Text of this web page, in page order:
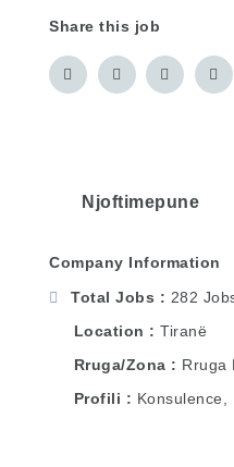
Share this job
Njoftimepune
Company Information
Total Jobs
282
Location
Tiranë
Rruga/Zona
Rruga
Profili
Konsulence,